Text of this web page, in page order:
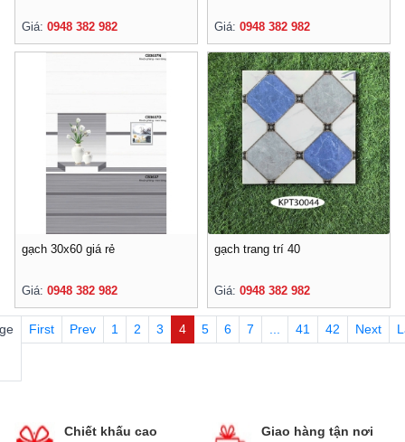
Giá: 0948 382 982 Giá: 0948 382 982
gạch 30x60 giá rẻ
Giá: 0948 382 982
gạch trang trí 40
Giá: 0948 382 982
First Prev 1 2 3 4 5 6 7 41 42 Next
Chiết khấu cao
Giao hàng tận nơi